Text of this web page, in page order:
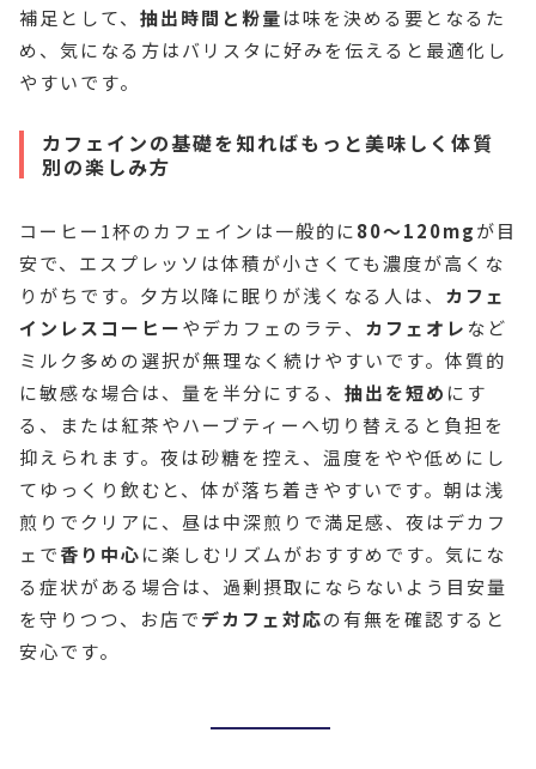
補足として、 抽出時間と粉量は味を決める要となるた
め、気になる方はバリスタに好みを伝えると最適化し
やすいです。
カフェインの基礎を知ればもっと美味しく体質
別の楽しみ方
コーヒー1杯のカフェインは一般的に80〜120mgが目
安で、エスプレッソは体積が小さくても濃度が高くな
りがちです。夕方以降に眠りが浅くなる人は、 カフェ
インレスコーヒーやデカフェのラテ、 カフェオレ など
ミルク多めの選択が無理なく続けやすいです。体質的
に敏感な場合は、量を半分にする、 抽出を短め にす
る、または紅茶やハーブティーへ切り替えると負担を
抑えられます。夜は砂糖を控え、温度をやや低めにし
てゆっくり飲むと、体が落ち着きやすいです。朝は浅
煎りでクリアに、昼は中深煎りで満足感、夜はデカフ
ェで香り中心に楽しむリズムがおすすめです。気にな
る症状がある場合は、過剰摂取にならないよう目安量
を守りつつ、お店でデカフェ対応の有無を確認すると
安心です。